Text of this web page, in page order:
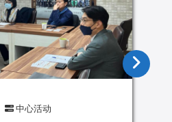
中心活动